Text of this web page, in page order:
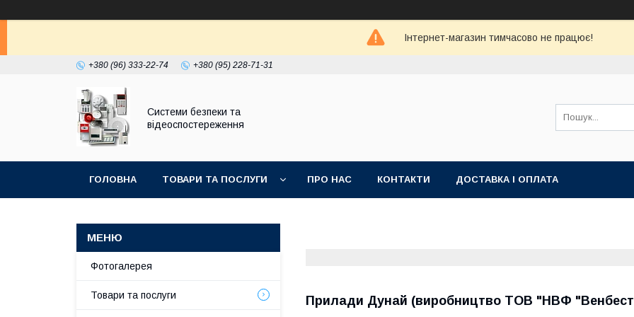
Інтернет-магазин тимчасово не працює!
+380 (96) 333-22-74 +380 (95) 228-71-31
Системи безпеки та
відеоспостереження
ГОЛОВНА ТОВАРИ ТА ПОСЛУГИ ПРО НАС КОНТАКТИ ДОСТАВКА І ОПЛАТА
Прилади Дунай (виробництво ТОВ "НВФ
Фотогалерея
Товари та послуги